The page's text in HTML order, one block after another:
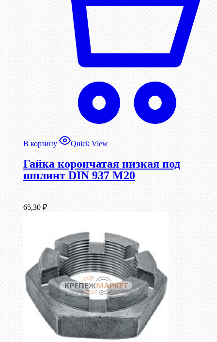
В корзину Quick View
Гайка корончатая низкая под
шплинт DIN 937 М20
65,30 ₽